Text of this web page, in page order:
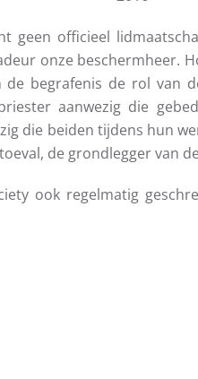
geen officieel
onze beschermheer.
begrafenis de rol van
aanwezig die
die beiden tijdens hun
de grondlegger van
ook regelmatig